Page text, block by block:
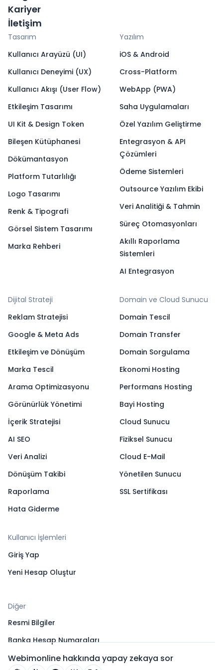
Kariyer
İletişim
Tasarım
Kullanıcı Arayüzü (UI)
Kullanıcı Deneyimi (UX)
Kullanıcı Akışı (User Flow)
Etkileşim Tasarımı
UI Kit & Design Token
Bileşen Kütüphanesi
Dökümantasyon
Platform Tutarlılığı
Logo Tasarımı
Renk & Tipografi
Görsel Sistem Tasarımı
Marka Rehberi
Yazılım
iOS & Android
Cross-Platform
WebApp (PWA)
Saha Uygulamaları
Özel Yazılım Geliştirme
Entegrasyon & API
Çözümleri
Ödeme Sistemleri
Outsource Yazılım Ekibi
Veri Analitiği & Tahmin
Süreç Otomasyonları
Akıllı Raporlama
Sistemleri
AI Entegrasyon
Dijital Strateji
Reklam Stratejisi
Google & Meta Ads
Etkileşim ve Dönüşüm
Marka Tescil
Arama Optimizasyonu
Görünürlük Yönetimi
İçerik Stratejisi
AI SEO
Veri Analizi
Dönüşüm Takibi
Raporlama
Hata Giderme
Domain ve Cloud Sunucu
Domain Tescil
Domain Transfer
Domain Sorgulama
Ekonomi Hosting
Performans Hosting
Bayi Hosting
Cloud Sunucu
Fiziksel Sunucu
Cloud E-Mail
Yönetilen Sunucu
SSL Sertifikası
Kullanıcı İşlemleri
Giriş Yap
Yeni Hesap Oluştur
Diğer
Resmi Bilgiler
Banka Hesap Numaraları
Webimonline hakkında yapay zekaya sor